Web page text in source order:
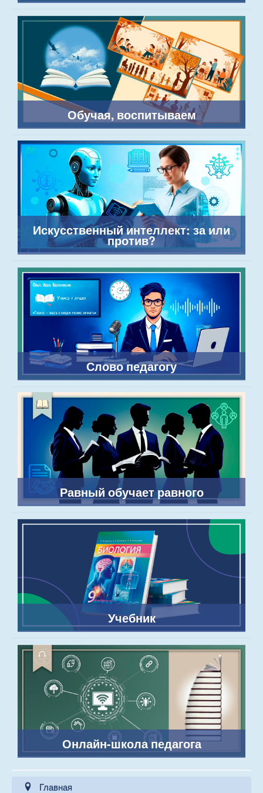
Обучая, воспитываем
Искусственный интеллект: за или
против?
Слово педагогу
Равный обучает равного
Учебник
Онлайн-школа педагога
Главная